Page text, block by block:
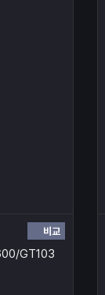
비교
GT103